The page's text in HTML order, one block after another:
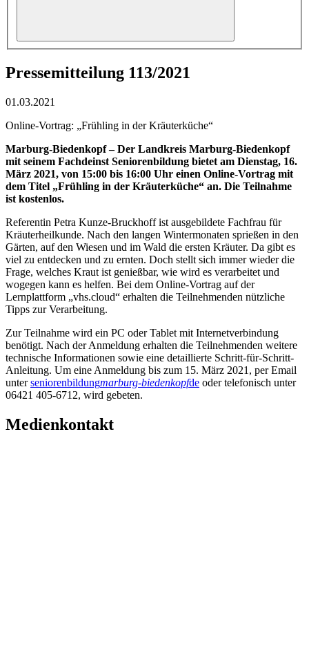
Pressemitteilung 113/2021
01.03.2021
Online-Vortrag: „Frühling in der Kräuterküche“
Marburg-Biedenkopf – Der Landkreis Marburg-Biedenkopf
mit seinem Fachdeinst Seniorenbildung bietet am Dienstag, 16.
März 2021, von 15:00 bis 16:00 Uhr einen Online-Vortrag mit
dem Titel „Frühling in der Kräuterküche“ an. Die Teilnahme
ist kostenlos.
Referentin Petra Kunze-Bruckhoff ist ausgebildete Fachfrau für
Kräuterheilkunde. Nach den langen Wintermonaten sprießen in den
Gärten, auf den Wiesen und im Wald die ersten Kräuter. Da gibt es
viel zu entdecken und zu ernten. Doch stellt sich immer wieder die
Frage, welches Kraut ist genießbar, wie wird es verarbeitet und
wogegen kann es helfen. Bei dem Online-Vortrag auf der
Lernplattform „vhs.cloud“ erhalten die Teilnehmenden nützliche
Tipps zur Verarbeitung.
Zur Teilnahme wird ein PC oder Tablet mit Internetverbindung
benötigt. Nach der Anmeldung erhalten die Teilnehmenden weitere
technische Informationen sowie eine detaillierte Schritt-für-Schritt-
Anleitung. Um eine Anmeldung bis zum 15. März 2021, per Email
unterseniorenbildungmarburg-biedenkopfde oder telefonisch unter
06421 405-6712, wird gebeten.
Medienkontakt